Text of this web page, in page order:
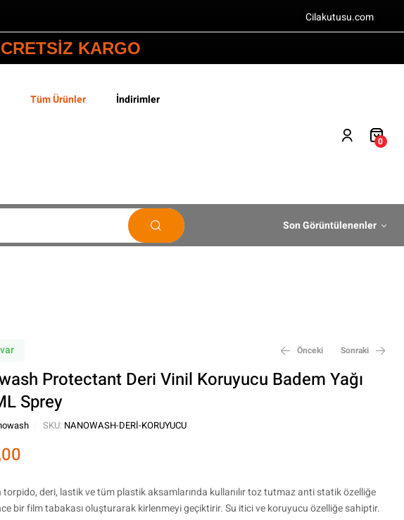
Cilakutusu.com
KARGO
Tüm Ürünler İndirimler
0
Son Görüntülenenler
Önceki Sonraki
Protectant Deri Vinil Koruyucu Badem Yağı
Sprey
SKU: NANOWASH-DERI-KORUYUCU
torpido, deri, lastik ve tüm plastik aksamlarında kullanılır toz tutmaz anti statik özelliğe
bir film tabakası oluşturarak kirlenmeyi geçiktirir. Su itici ve koruyucu özelliğe sahiptir.